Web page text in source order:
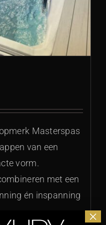
Masterspas
van een
vorm.
met een
én inspanning